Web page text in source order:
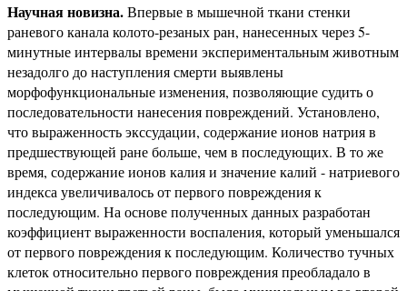
Научная новизна.Впервые в мышечной ткани стенки
раневого канала колото-резаных ран, нанесенных через 5-
минутные интервалы времени экспериментальным животным
незадолго до наступления смерти выявлены
морфофункциональные изменения, позволяющие судить о
последовательности нанесения повреждений. Установлено,
что выраженность экссудации, содержание ионов натрия в
предшествующей ране больше, чем в последующих. В то же
время, содержание ионов калия и значение калий - натриевого
индекса увеличивалось от первого повреждения к
последующим. На основе полученных данных разработан
коэффициент выраженности воспаления, который уменьшался
от первого повреждения к последующим. Количество тучных
клеток относительно первого повреждения преобладало в